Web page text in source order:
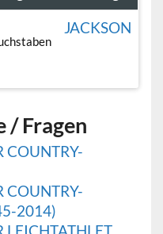
JACKSON
/ Fragen
COUNTRY-
COUNTRY-
2014)